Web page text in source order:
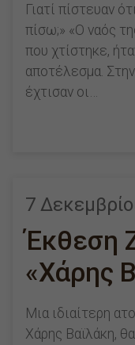
Γιατί πίστευαν
πίσω;» «Ο ναός
που χτίστηκε,
αποτέλεσμα.
έχτισαν οι…
7
Έκθεση
«Χάρης
Μια ιδιαίτερη
Χάρης Βαϊλάκη,